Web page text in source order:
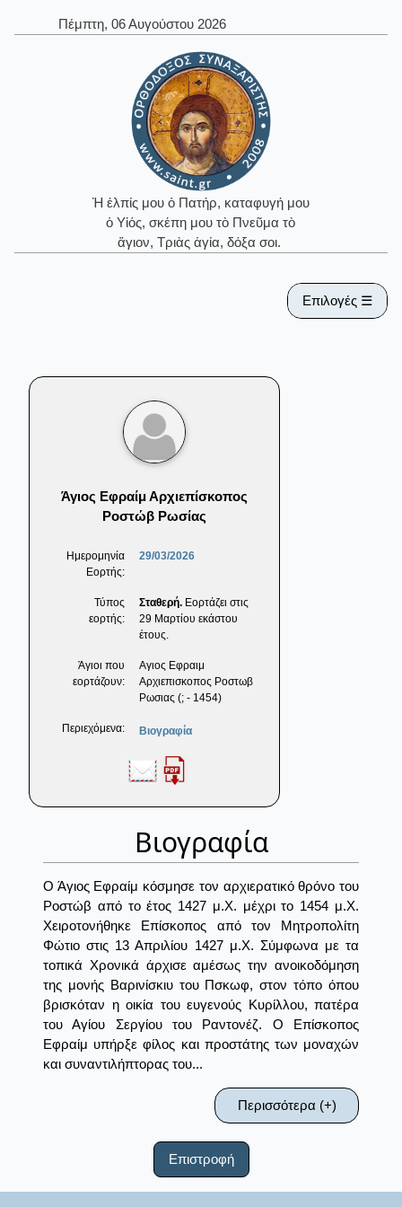
Πέμπτη, 06 Αυγούστου 2026
Ἡ ἐλπίς μου ὁ Πατήρ, καταφυγή μου
ὁ Υἱός, σκέπη μου τὸ Πνεῦμα τὸ
ἅγιον, Τριὰς ἁγία, δόξα σοι.
Επιλογές ☰
Άγιος Εφραίμ Αρχιεπίσκοπος
Ροστώβ Ρωσίας
Ημερομηνία
Εορτής:
29/03/2026
Τύπος
εορτής:
Σταθερή. Εορτάζει στις
29 Μαρτίου εκάστου
έτους.
Άγιοι που
εορτάζουν:
Αγιος Εφραιμ
Αρχιεπισκοπος Ροστωβ
Ρωσιας (; - 1454)
Περιεχόμενα: Βιογραφία
Βιογραφία
Ο Άγιος Εφραίμ κόσμησε τον αρχιερατικό θρόνο του
Ροστώβ από το έτος 1427 μ.Χ. μέχρι το 1454 μ.Χ.
Χειροτονήθηκε Επίσκοπος από τον Μητροπολίτη
Φώτιο στις 13 Απριλίου 1427 μ.Χ. Σύμφωνα με τα
τοπικά Χρονικά άρχισε αμέσως την ανοικοδόμηση
της μονής Βαρινίσκιυ του Πσκωφ, στον τόπο όπου
βρισκόταν η οικία του ευγενούς Κυρίλλου, πατέρα
του Αγίου Σεργίου του Ραντονέζ. Ο Επίσκοπος
Εφραίμ υπήρξε φίλος και προστάτης των μοναχών
και συναντιλήπτορας του...
Περισσότερα (+)
Επιστροφή